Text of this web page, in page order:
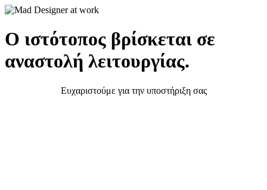
Ο ιστότοπος βρίσκεται σε
αναστολή λειτουργίας.
Ευχαριστούμε για την υποστήριξη σας